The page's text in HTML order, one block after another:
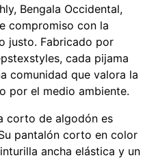
Bengala Occidental,
compromiso con la
justo. Fabricado por
cada pijama
comunidad que valora la
por el medio ambiente.
corto de algodón es
pantalón corto en color
ancha elástica y un